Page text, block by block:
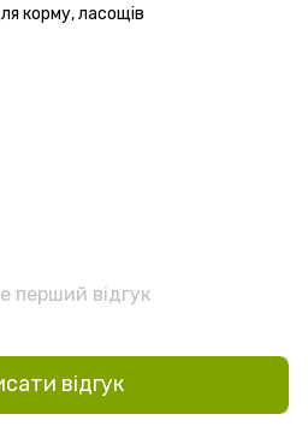
корму, ласощів
перший відгук
відгук